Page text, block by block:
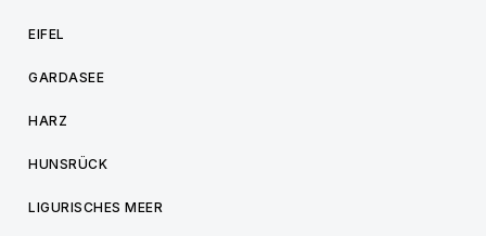
EIFEL
GARDASEE
HARZ
HUNSRÜCK
LIGURISCHES MEER